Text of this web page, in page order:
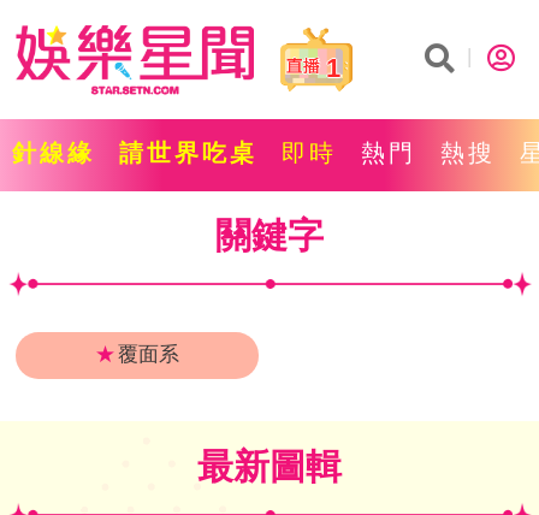
1
針線緣 請世界吃桌 即時 熱門 熱搜
關鍵字
★覆面系
最新圖輯